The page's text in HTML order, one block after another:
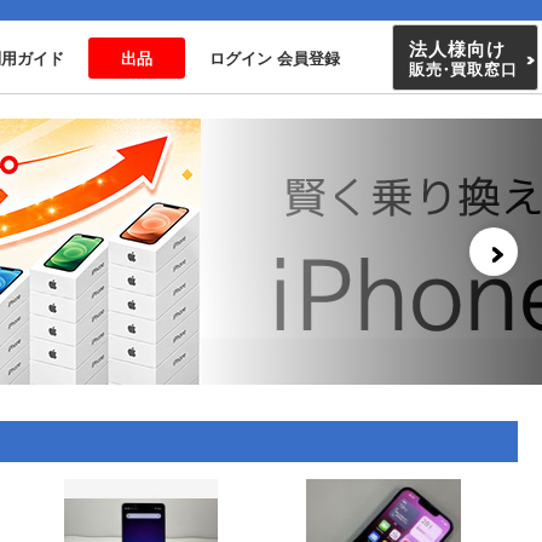
ガイド 出品 ログイン 会員登録 法人様向け
販売・買取窓口
＞